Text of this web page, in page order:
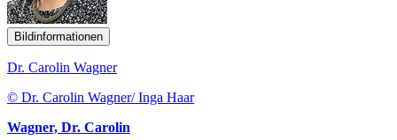
Bildinformationen
Dr. Carolin Wagner
© Dr. Carolin Wagner/ Inga Haar
Wagner, Dr. Carolin